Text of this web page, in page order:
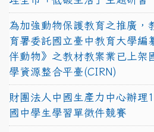
為加強動物保護教育之推廣，
育署委託國立臺中教育大學編
伴動物》之教材教案業已上架
學資源整合平臺(CIRN)
財團法人中國生產力中心辦理
國中學生學習單徵件競賽